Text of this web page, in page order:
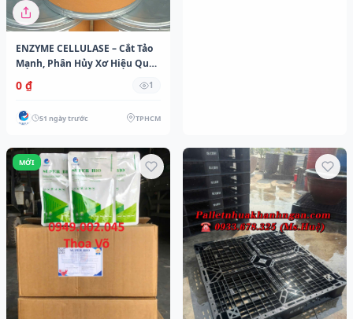
ENZYME CELLULASE – Cắt Tảo
Mạnh, Phân Hủy Xơ Hiệu Quả
Cho Ao Nuôi
0 ₫ 1
51 ngày trước TPHCM
MỚI